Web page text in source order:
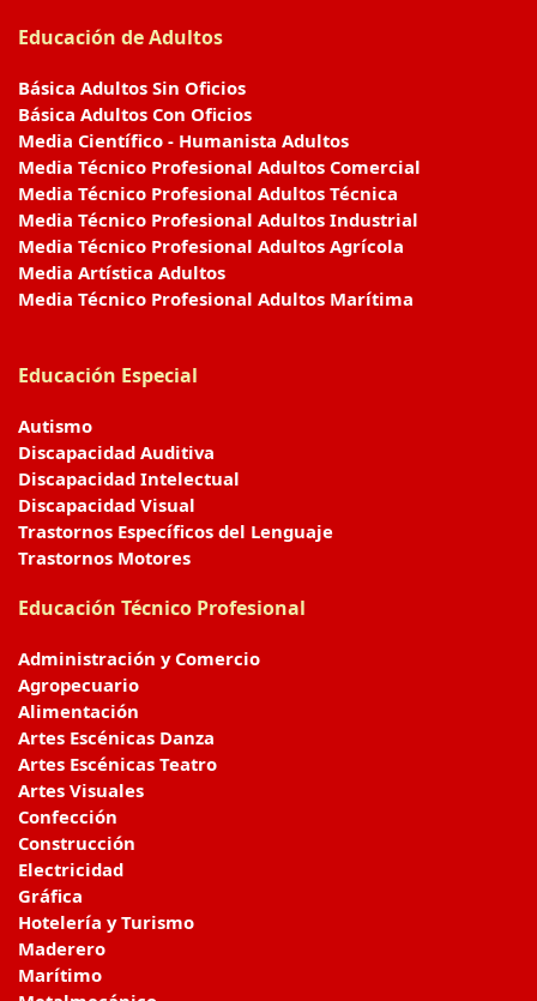
Educación de Adultos
Básica Adultos Sin Oficios
Básica Adultos Con Oficios
Media Científico - Humanista Adultos
Media Técnico Profesional Adultos Comercial
Media Técnico Profesional Adultos Técnica
Media Técnico Profesional Adultos Industrial
Media Técnico Profesional Adultos Agrícola
Media Artística Adultos
Media Técnico Profesional Adultos Marítima
Educación Especial
Autismo
Discapacidad Auditiva
Discapacidad Intelectual
Discapacidad Visual
Trastornos Específicos del Lenguaje
Trastornos Motores
Educación Técnico Profesional
Administración y Comercio
Agropecuario
Alimentación
Artes Escénicas Danza
Artes Escénicas Teatro
Artes Visuales
Confección
Construcción
Electricidad
Gráfica
Hotelería y Turismo
Maderero
Marítimo